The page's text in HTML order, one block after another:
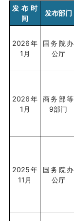
发布时
间
发布部门
2026年
1 月
国务院办
公厅
2026年
1 月
商务部等
9部门
2025年
11 月
国务院办
公厅